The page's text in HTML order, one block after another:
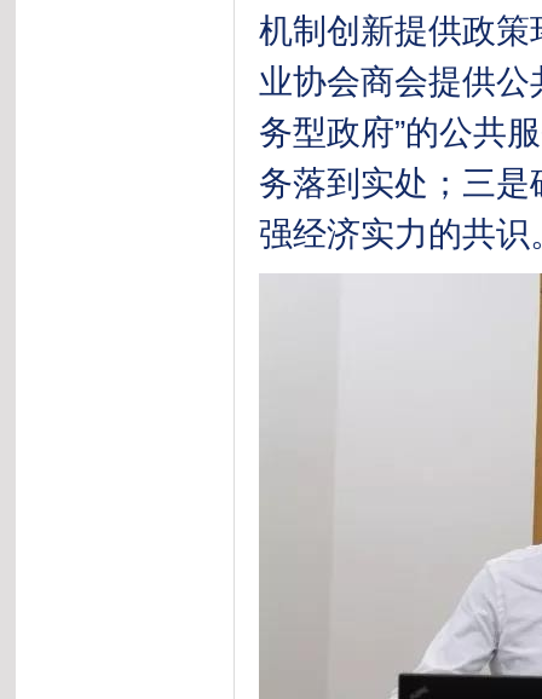
机制创新提供政
业协会商会提供公
务型政府”的公共
务落到实处；三
强经济实力的共识